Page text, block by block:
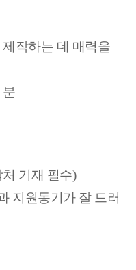
작하는 데 매력을
분
기재 필수)
지원동기가 잘 드러